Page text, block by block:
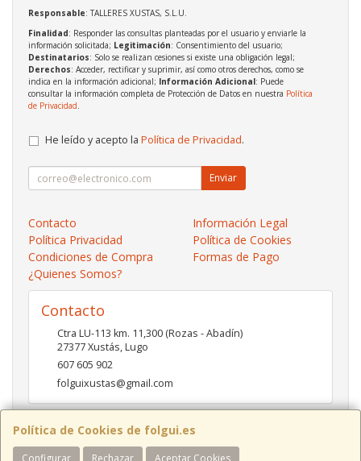
Política de Cookies de folgui.es
Configurar Rechazar Aceptar Cookies
Responsable: TALLERES XUSTAS, S.L.U.
Finalidad: Responder las consultas planteadas por el usuario y enviarle la
información solicitada; Legitimación: Consentimiento del usuario;
Destinatarios: Solo se realizan cesiones si existe una obligación legal;
Derechos: Acceder, rectificar y suprimir, así como otros derechos, como se
indica en la información adicional; Información Adicional: Puede
consultar la información completa de Protección de Datos en nuestra Política
de Privacidad.
He leído y acepto la Política de Privacidad.
Enviar
Contacto
Información Legal
Política Privacidad
Política de Cookies
Condiciones de Compra
Formas de Pago
¿Quienes Somos?
Contacto
Ctra LU-113 km. 11,300 (Rozas - Abadín)
27377Xustás,Lugo
607 605 902
folguixustas@gmail.com
Horario